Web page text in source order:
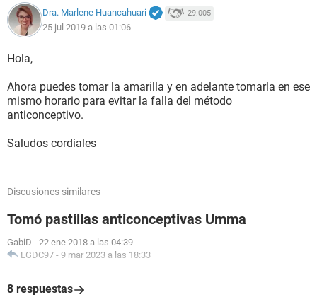
Dra. Marlene Huancahuari 29.005
25 jul 2019 a las 01:06
Hola,
Ahora puedes tomar la amarilla y en adelante tomarla en ese
mismo horario para evitar la falla del método
anticonceptivo.
Saludos cordiales
Discusiones similares
Tomó pastillas anticonceptivas Umma
GabiD - 22 ene 2018 a las 04:39
LGDC97 - 9 mar 2023 a las 18:33
8 respuestas